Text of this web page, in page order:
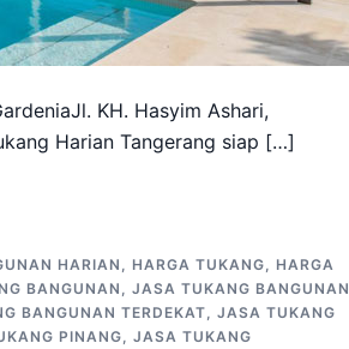
KH. Hasyim Ashari,
Harian Tangerang siap […]
HARIAN , HARGA TUKANG, HARGA
BANGUNAN , JASA TUKANG BANGUNAN
BANGUNAN TERDEKAT, JASA TUKANG
PINANG, JASA TUKANG